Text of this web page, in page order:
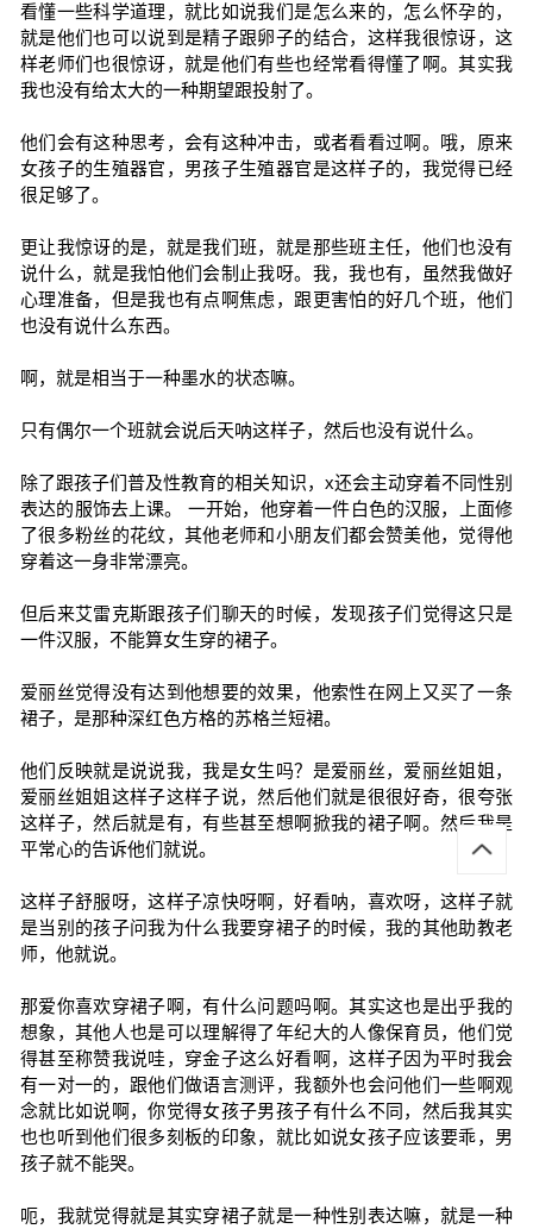
看懂一些科学道理，就比如说我们是怎么来的，怎么怀孕的，
就是他们也可以说到是精子跟卵子的结合，这样我很惊讶，这
样老师们也很惊讶，就是他们有些也经常看得懂了啊。其实我
我也没有给太大的一种期望跟投射了。
他们会有这种思考，会有这种冲击，或者看看过啊。哦，原来
女孩子的生殖器官，男孩子生殖器官是这样子的，我觉得已经
很足够了。
更让我惊讶的是，就是我们班，就是那些班主任，他们也没有
说什么，就是我怕他们会制止我呀。我，我也有，虽然我做好
心理准备，但是我也有点啊焦虑，跟更害怕的好几个班，他们
也没有说什么东西。
啊，就是相当于一种墨水的状态嘛。
只有偶尔一个班就会说后天呐这样子，然后也没有说什么。
除了跟孩子们普及性教育的相关知识，x还会主动穿着不同性别
表达的服饰去上课。 一开始，他穿着一件白色的汉服，上面修
了很多粉丝的花纹，其他老师和小朋友们都会赞美他，觉得他
穿着这一身非常漂亮。
但后来艾雷克斯跟孩子们聊天的时候，发现孩子们觉得这只是
一件汉服，不能算女生穿的裙子。
爱丽丝觉得没有达到他想要的效果，他索性在网上又买了一条
裙子，是那种深红色方格的苏格兰短裙。
他们反映就是说说我，我是女生吗？是爱丽丝，爱丽丝姐姐，
爱丽丝姐姐这样子这样子说，然后他们就是很很好奇，很夸张
这样子，然后就是有，有些甚至想啊掀我的裙子啊。然后我是
平常心的告诉他们就说。
这样子舒服呀，这样子凉快呀啊，好看呐，喜欢呀，这样子就
是当别的孩子问我为什么我要穿裙子的时候，我的其他助教老
师，他就说。
那爱你喜欢穿裙子啊，有什么问题吗啊。其实这也是出乎我的
想象，其他人也是可以理解得了年纪大的人像保育员，他们觉
得甚至称赞我说哇，穿金子这么好看啊，这样子因为平时我会
有一对一的，跟他们做语言测评，我额外也会问他们一些啊观
念就比如说啊，你觉得女孩子男孩子有什么不同，然后我其实
也也听到他们很多刻板的印象，就比如说女孩子应该要乖，男
孩子就不能哭。
呃，我就觉得就是其实穿裙子就是一种性别表达嘛，就是一种